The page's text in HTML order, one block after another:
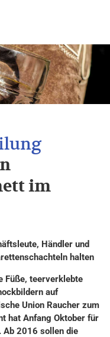
im
Händler und
halten
Füße, teerverklebte
auf
Union Raucher zum
hat Anfang Oktober für
2016 sollen die